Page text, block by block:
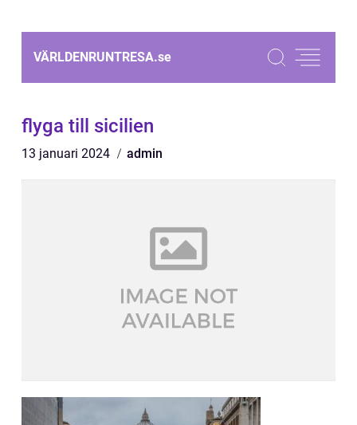
VÄRLDENRUNTRESA.se
flyga till sicilien
13 januari 2024 admin